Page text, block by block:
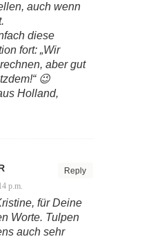
auch wenn
diese
fort: „Wir
aber gut
😉
Holland,
Reply
p.m.
für Deine
Worte. Tulpen
auch sehr